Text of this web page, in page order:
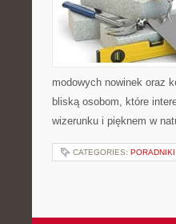
modowych nowinek oraz
bliską osobom, które
wizerunku i pięknem w
CATEGORIES: